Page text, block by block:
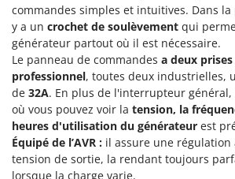
Motoculteurs
Motofaucheuses
Motopompes pour irrigation
Moulins à céréales électriques
Moulins à farine
N
Nettoyeurs et Balais à vapeur
Ferrari Group
Ferroni
Ferrua
FIAC
FIEM
Fimar
FINI
commandes simples et intuitives. Dans
y a un crochet de soulèvement qui
générateur partout où il est nécessaire.
Le panneau de commandes a deux
professionnel, toutes deux industrielles,
de 32A. En plus de l'interrupteur
où vous pouvez voir la tension, la
heures d'utilisation du générateur est
Équipé de l’AVR : il assure une
tension de sortie, la rendant toujours
lorsque la charge varie.